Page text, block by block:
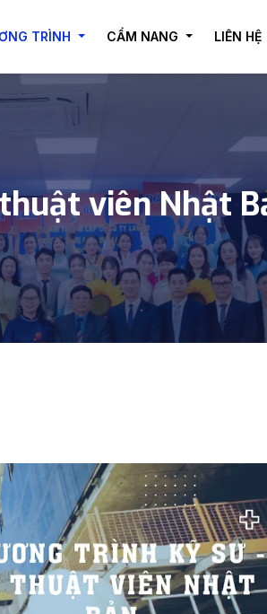
TRÌNH CẨM NANG LIÊN HỆ
viên Nhật